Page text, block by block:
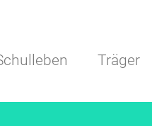
Träger